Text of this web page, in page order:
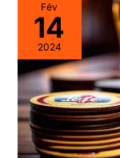
Fév
14
2024